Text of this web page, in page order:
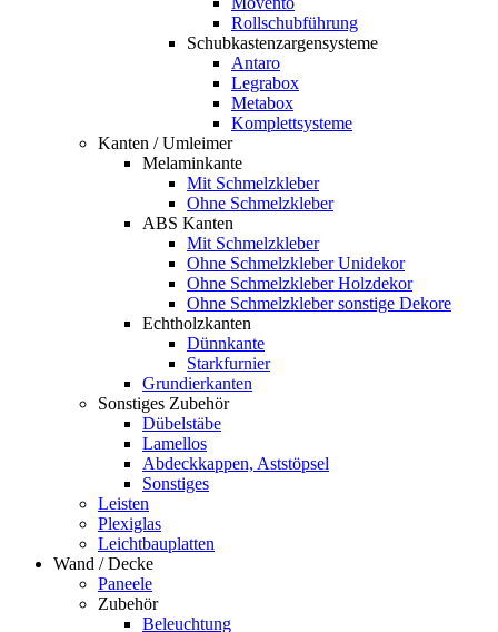
Rollschubführung
Schubkastenzargensysteme
Antaro
Legrabox
Metabox
Komplettsysteme
Kanten / Umleimer
Melaminkante
Mit Schmelzkleber
Ohne Schmelzkleber
ABS Kanten
Mit Schmelzkleber
Ohne Schmelzkleber Unidekor
Ohne Schmelzkleber Holzdekor
Ohne Schmelzkleber sonstige Dekore
Echtholzkanten
Dünnkante
Starkfurnier
Grundierkanten
Sonstiges Zubehör
Dübelstäbe
Lamellos
Abdeckkappen, Aststöpsel
Sonstiges
Leisten
Plexiglas
Leichtbauplatten
Wand / Decke
Paneele
Zubehör
Beleuchtung